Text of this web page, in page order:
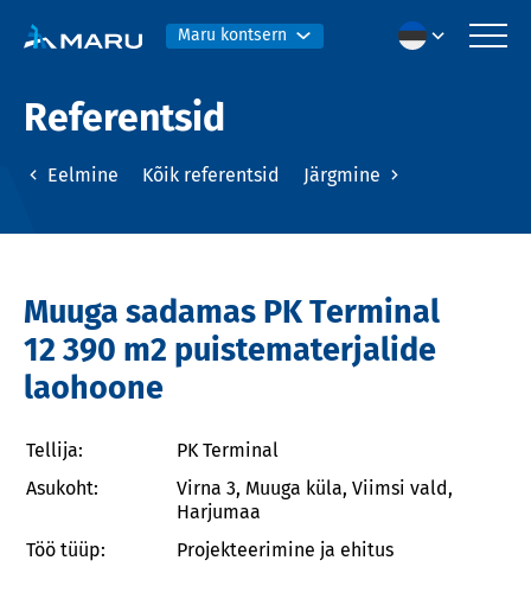
Maru kontsern
Referentsid
Eelmine Kõik referentsid Järgmine
Muuga sadamas PK Terminal
12 390 m2 puistematerjalide
laohoone
Tellija:
PK Terminal
Asukoht:
Virna 3, Muuga küla, Viimsi vald,
Harjumaa
Töö tüüp:
Projekteerimine ja ehitus